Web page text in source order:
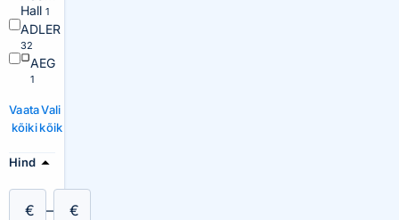
Hall 1
ADLER
32
AEG
1
Vaata
kõiki
Vali
kõik
Hind
€ – €